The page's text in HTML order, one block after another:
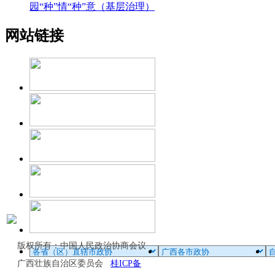
园“种”情“种”意（基层治理）
网站链接
版权所有：中国人民政治协商会议
广西壮族自治区委员会 桂ICP备